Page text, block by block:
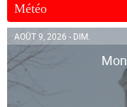
Météo
AOÛT 9, 2026 - DIM.